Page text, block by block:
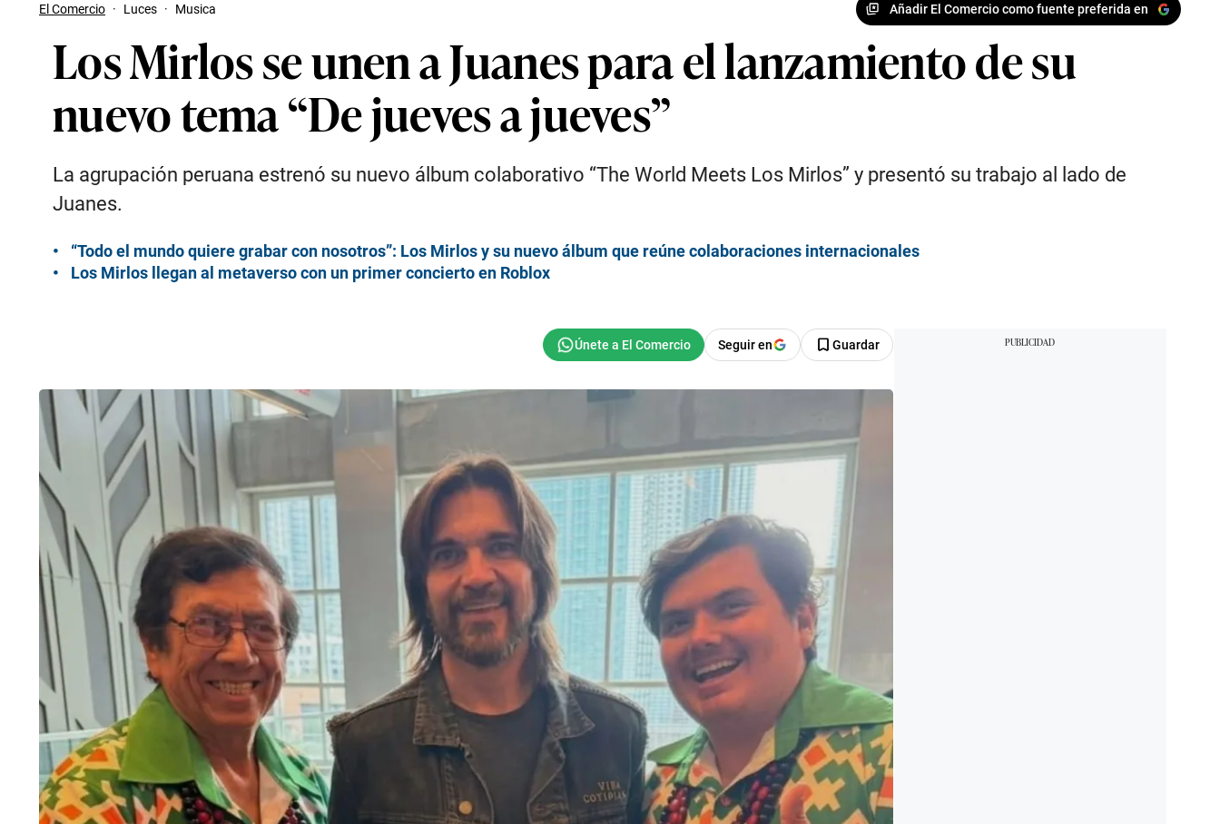
El Comercio · Luces · Musica Añadir El Comercio como fuente preferida en
Los Mirlos se unen a Juanes para el lanzamiento de su
nuevo tema “De jueves a jueves”
La agrupación peruana estrenó su nuevo álbum colaborativo “The World Meets Los Mirlos” y presentó su trabajo al lado de
Juanes.
“Todo el mundo quiere grabar con nosotros”: Los Mirlos y su nuevo álbum que reúne colaboraciones internacionales
Los Mirlos llegan al metaverso con un primer concierto en Roblox
Seguir en Guardar